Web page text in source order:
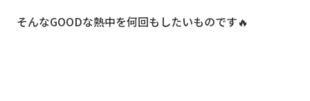
そんなGOODな熱中を何回もしたいものです🔥